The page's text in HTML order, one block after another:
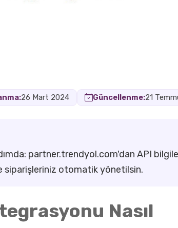
26 Mart 2024 Güncellenme:21
partner.trendyol.com'dan API
siparişleriniz otomatik yönetilsin.
Nasıl